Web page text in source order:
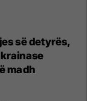
së detyrës,
madh